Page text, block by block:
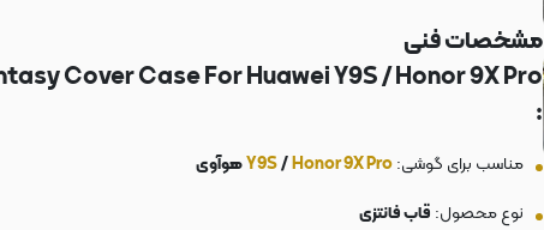
مشخصات فنی
Cover Case For Huawei Y9S / Honor 9X Pro
:
مناسب برای گوشی: Y9S/Honor 9X Pro
هوآوی
نوع محصول: قاب فانتزی